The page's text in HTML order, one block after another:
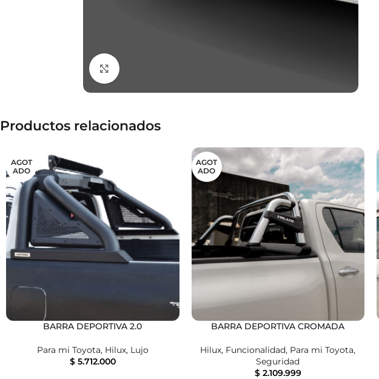
Productos relacionados
AGOT
ADO
BARRA DEPORTIVA 2.0
Para mi Toyota, Hilux, Lujo
$5.712.000
AGOT
ADO
BARRA DEPORTIVA CROMADA
Hilux, Funcionalidad, Para mi Toyota,
Seguridad
$2.109.999